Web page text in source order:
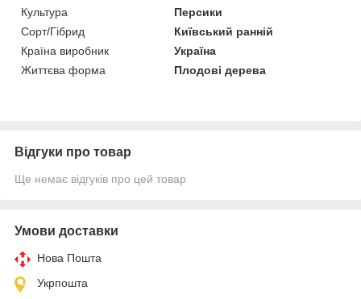
Культура
Персики
Сорт/Гібрид
Київський ранній
Країна виробник
Україна
Життєва форма
Плодові дерева
Відгуки про товар
Ще немає відгуків про цей товар
Умови доставки
Нова Пошта
Укрпошта